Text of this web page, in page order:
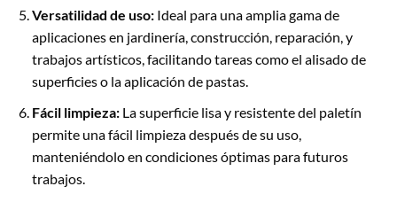
Versatilidad de uso:Ideal para una amplia gama de
aplicaciones en jardinería, construcción, reparación, y
trabajos artísticos, facilitando tareas como el alisado de
superficies o la aplicación de pastas.
Fácil limpieza:La superficie lisa y resistente del paletín
permite una fácil limpieza después de su uso,
manteniéndolo en condiciones óptimas para futuros
trabajos.